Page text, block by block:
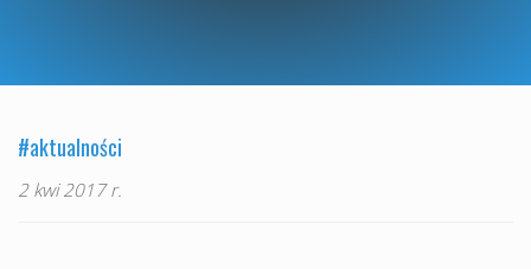
#aktualności
2 kwi 2017 r.